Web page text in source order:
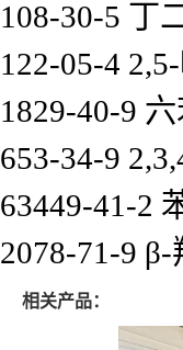
108-30-5 丁
122-05-4
1829-40-9
653-34-9
63449-41-2
2078-71-9
相关产品：